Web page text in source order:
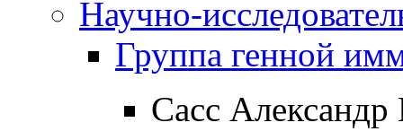
Научно-
Группа генной
Сасс Александр